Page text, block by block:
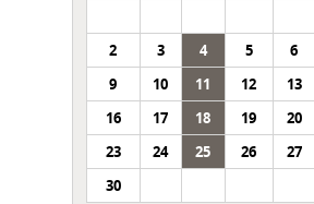
2
3 4 5 6
9
10 11 12 13
16
17 18 19 20
23
24 25 26 27
30